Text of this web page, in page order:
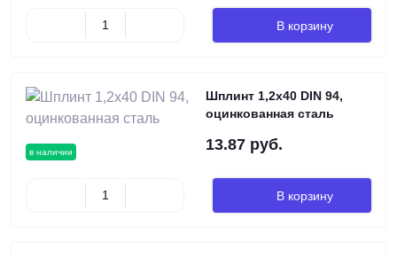
В корзину
в наличии
Шплинт 1,2х40 DIN 94,
оцинкованная сталь
13.87 руб.
В корзину